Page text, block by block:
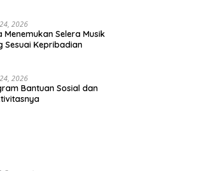
2026
Menemukan Selera Musik
Sesuai Kepribadian
2026
Bantuan Sosial dan